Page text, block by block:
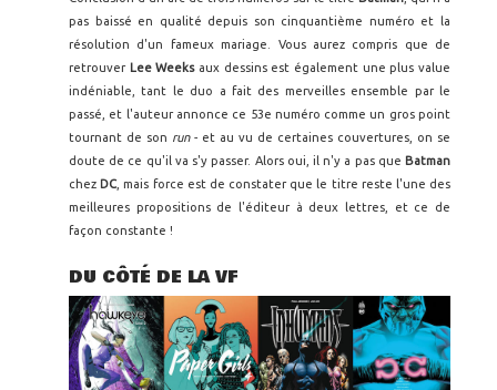
pas baissé en qualité depuis son cinquantième numéro et la
résolution d'un fameux mariage. Vous aurez compris que de
retrouver Lee Weeks aux dessins est également une plus value
indéniable, tant le duo a fait des merveilles ensemble par le
passé, et l'auteur annonce ce 53e numéro comme un gros point
tournant de son run- et au vu de certaines couvertures, on se
doute de ce qu'il va s'y passer. Alors oui, il n'y a pas que Batman
chez DC , mais force est de constater que le titre reste l'une des
meilleures propositions de l'éditeur à deux lettres, et ce de
façon constante !
DU CÔTÉ DE LA VF